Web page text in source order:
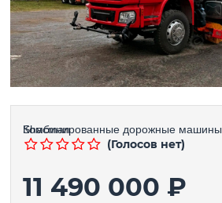
Комбинированные дорожные машины
Shacman
(Голосов нет)
11 490 000 ₽